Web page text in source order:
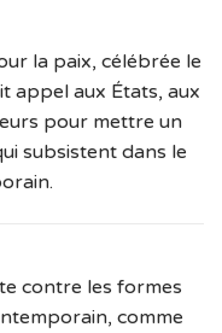
la paix, célébrée le
appel aux États, aux
pour mettre un
subsistent dans le
contre les formes
comme